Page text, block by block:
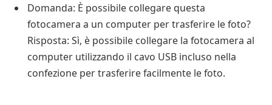
Domanda: È possibile collegare questa
fotocamera a un computer per trasferire le foto?
Risposta: Sì, è possibile collegare la fotocamera al
computer utilizzando il cavo USB incluso nella
confezione per trasferire facilmente le foto.